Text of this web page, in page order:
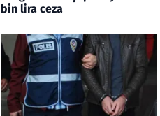
bin lira ceza